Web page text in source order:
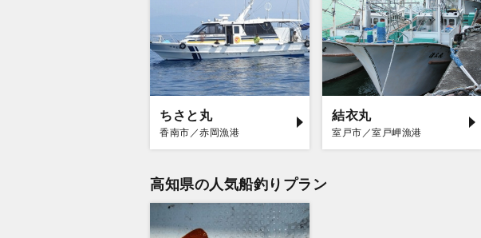
ちさと丸
香南市／赤岡漁港
結衣丸
室戸市／室戸岬漁港
高知県の人気船釣りプラン